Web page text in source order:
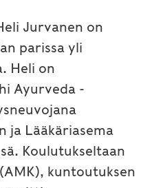
Jurvanen on
parissa yli
Heli on
Ayurveda -
ja Lääkäriasema
Koulutukseltaan
kuntoutuksen